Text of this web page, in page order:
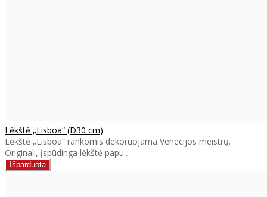
Lėkštė „Lisboa“ (D30 cm)
Lėkštė „Lisboa“ rankomis dekoruojama Venecijos meistrų.
Originali, įspūdinga lėkštė papu..